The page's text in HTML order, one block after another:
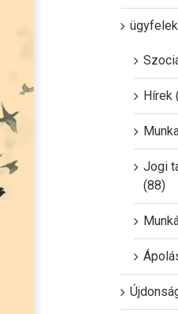
Hírek
Jogi
(88)